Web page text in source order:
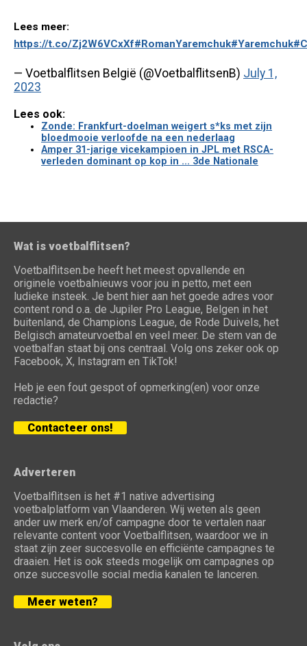
Lees meer:
https://t.co/Zj2W6VCxXf#RomanYaremchuk#Yaremchuk
— Voetbalflitsen België (@VoetbalflitsenB) July 1,
2023
Lees ook:
Zonde: Frankfurt-doelman weigert s*ks met zijn
bloedmooie verloofde na een nederlaag
Amper 31-jarige vicekampioen in JPL met RSCA-
verleden dominant op kop in ... 3de Nationale
Wat is voetbalflitsen?
Voetbalflitsen.be heeft het meest opvallende en
originele voetbalnieuws voor jou in petto, met een
ludieke insteek. Je bent hier aan het goede adres voor
content rond o.a. de Jupiler Pro League, Belgen in het
buitenland, de Champions League, de Rode Duivels, het
Belgisch amateurvoetbal en veel meer. De stem van de
voetbalfan staat bij ons centraal. Volg ons zeker ook op
Facebook, X, Instagram en TikTok!
Heb je een fout gespot of opmerking(en) voor onze
redactie?
Contacteer ons!
Adverteren
Voetbalflitsen is het #1 native advertising
voetbalplatform van Vlaanderen. Wij weten als geen
ander uw merk en/of campagne door te vertalen naar
relevante content voor Voetbalflitsen, waardoor we in
staat zijn zeer succesvolle en efficiënte campagnes te
draaien. Het is ook steeds mogelijk om campagnes op
onze succesvolle social media kanalen te lanceren.
Meer weten?